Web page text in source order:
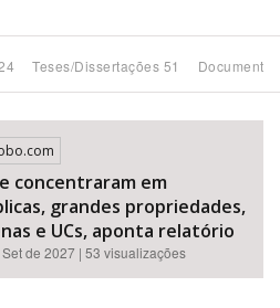
Teses/Dissertações 51
concentraram em
grandes propriedades,
e UCs, aponta relatório
de 2027 | 53 visualizações